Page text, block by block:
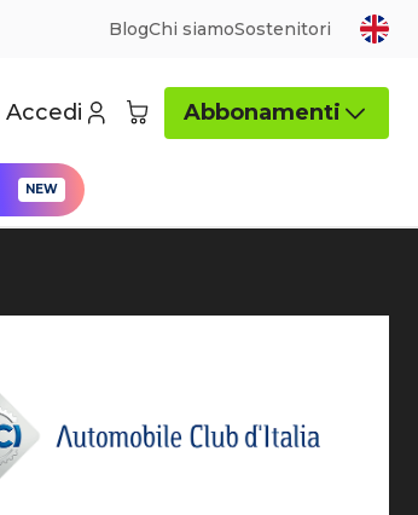
BlogChi siamoSostenitori
Accedi Abbonamenti